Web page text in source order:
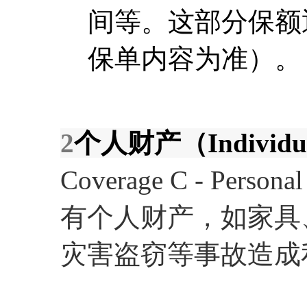
间等。这部分保
保单内容为准）。
2个人财产（
Coverage C -
有个人财产，如家
灾害盗窃等事故造